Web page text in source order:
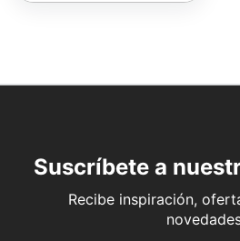
Suscríbete a
Recibe inspiración,